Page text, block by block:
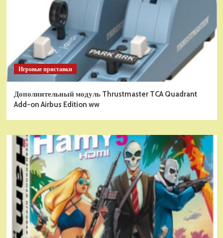
Игровые приставки
Дополнительный модуль Thrustmaster TCA Quadrant
Add-on Airbus Edition ww